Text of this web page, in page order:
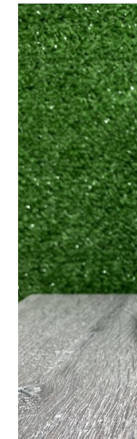
Dulce
de
Leche
Repostero
con
Stevia
Doña
Magdalena
cantidad